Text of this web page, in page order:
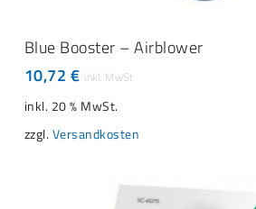
IN DEN WARENKORB
Blue Booster – Airblower
10,72 €
inkl. 20 % MwSt.
zzgl. Versandkosten